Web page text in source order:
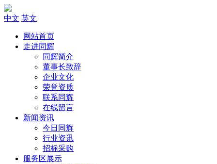
中文 英文
网站首页
走进同辉
同辉简介
董事长致辞
企业文化
荣誉资质
联系同辉
在线留言
新闻资讯
今日同辉
行业资讯
招标采购
服务区展示